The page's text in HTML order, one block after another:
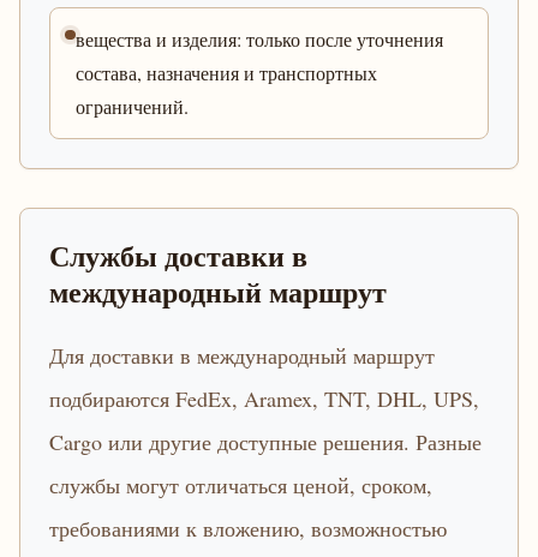
вещества и изделия: только после уточнения
состава, назначения и транспортных
ограничений.
Службы доставки в
международный маршрут
Для доставки в международный маршрут
подбираются FedEx, Aramex, TNT, DHL, UPS,
Cargo или другие доступные решения. Разные
службы могут отличаться ценой, сроком,
требованиями к вложению, возможностью